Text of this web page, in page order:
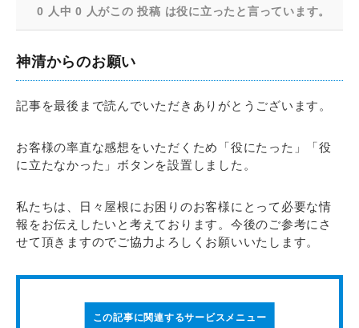
0 人中 0 人がこの 投稿 は役に立ったと言っています。
神清からのお願い
記事を最後まで読んでいただきありがとうございます。
お客様の率直な感想をいただくため「役にたった」「役
に立たなかった」ボタンを設置しました。
私たちは、日々屋根にお困りのお客様にとって必要な情
報をお伝えしたいと考えております。今後のご参考にさ
せて頂きますのでご協力よろしくお願いいたします。
この記事に関連するサービスメニュー